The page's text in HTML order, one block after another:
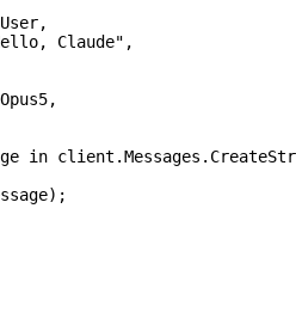
User,
Claude" ,
,
in client .Messages .
);